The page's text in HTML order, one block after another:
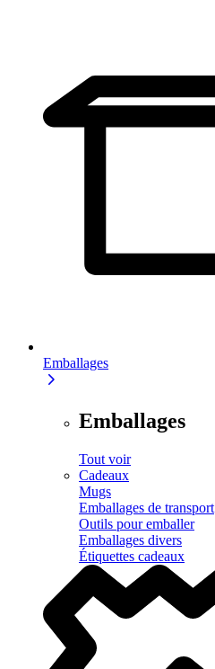
Emballages
Emballages
Tout voir
Cadeaux
Mugs
Emballages de transport
Outils pour emballer
Emballages divers
Étiquettes cadeaux